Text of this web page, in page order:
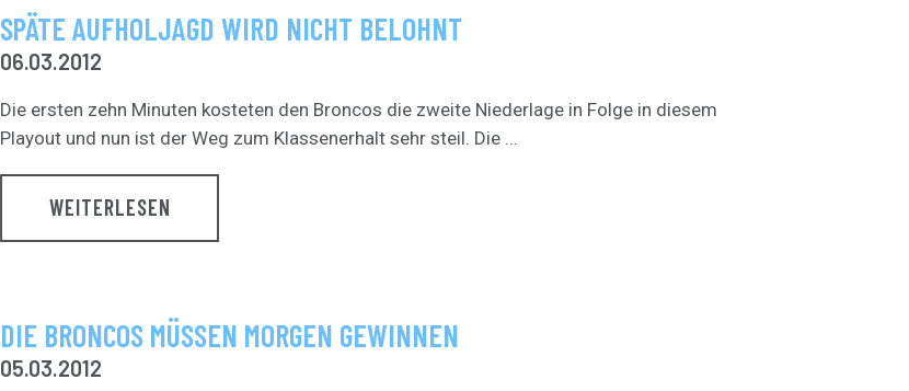
SPÄTE AUFHOLJAGD WIRD NICHT BELOHNT
06.03.2012
Die ersten zehn Minuten kosteten den Broncos die zweite Niederlage in Folge in diesem
Playout und nun ist der Weg zum Klassenerhalt sehr steil. Die ...
WEITERLESEN
DIE BRONCOS MÜSSEN MORGEN GEWINNEN
05.03.2012